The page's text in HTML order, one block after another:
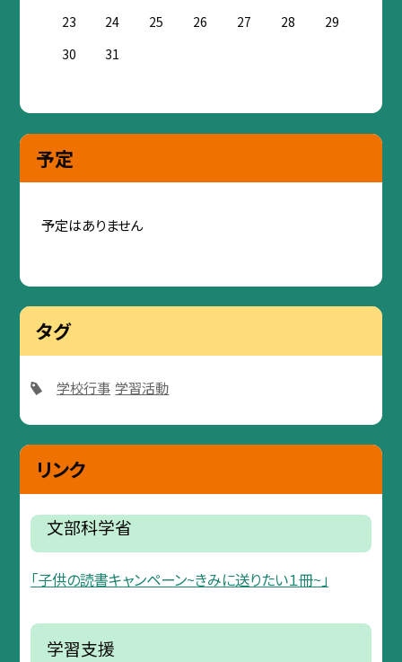
23
24 25 26 27 28
29
30
31
予定
予定はありません
タグ
学校行事 学習活動
リンク
文部科学省
「子供の読書キャンペーン~きみに送りたい１冊~」
学習支援